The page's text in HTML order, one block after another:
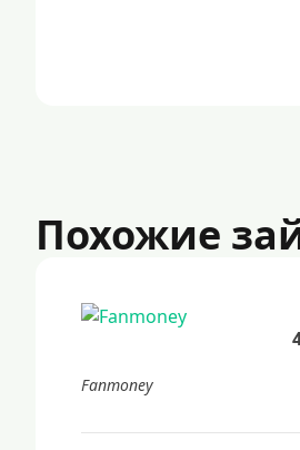
Похожие
Fanmoney